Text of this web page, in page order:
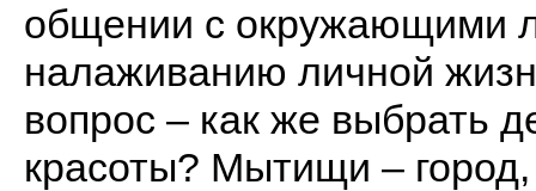
общении с окружающими
налаживанию личной
вопрос – как же выбрать
красоты? Мытищи – город,